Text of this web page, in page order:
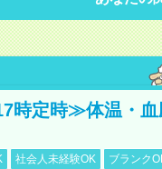
時定時≫体温・血
社会人未経験OK ブランク